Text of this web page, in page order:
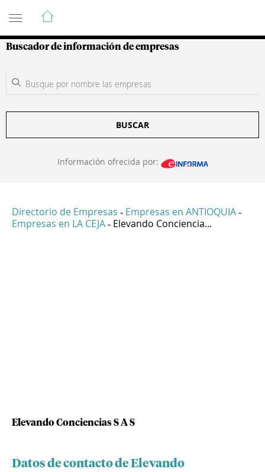
Guía de Empresas Colombianas
Buscador de información de empresas
BUSCAR
Información ofrecida por:
Directorio de Empresas - Empresas en ANTIOQUIA -
Empresas en LA CEJA - Elevando Conciencia...
Elevando Conciencias S A S
Datos de contacto de Elevando